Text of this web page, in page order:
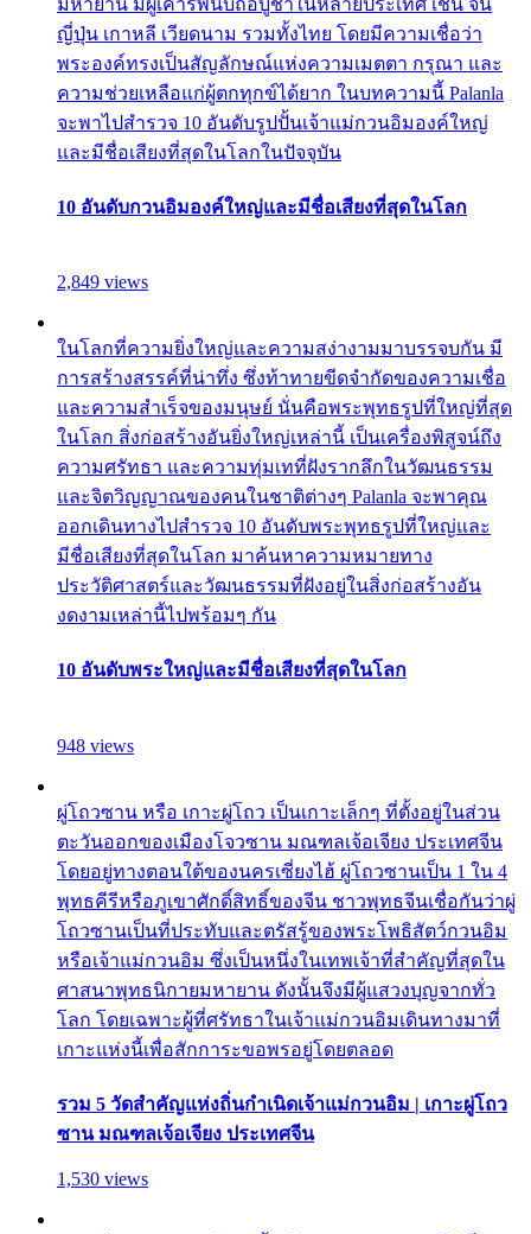
ญี่ปุ่น เกาหลี เวียดนาม รวมทั้งไทย โดยมีความเชื่อว่า
พระองค์ทรงเป็นสัญลักษณ์แห่งความเมตตา กรุณา และ
ความช่วยเหลือแก่ผู้ตกทุกข์ได้ยาก ในบทความนี้ Palanla
จะพาไปสำรวจ 10 อันดับรูปปั้นเจ้าแม่กวนอิมองค์ใหญ่
และมีชื่อเสียงที่สุดในโลกในปัจจุบัน
10 อันดับกวนอิมองค์ใหญ่และมีชื่อเสียงที่สุดในโลก
2,849 views
ในโลกที่ความยิ่งใหญ่และความสง่างามมาบรรจบกัน มี
การสร้างสรรค์ที่น่าทึ่ง ซึ่งท้าทายขีดจำกัดของความเชื่อ
และความสำเร็จของมนุษย์ นั่นคือพระพุทธรูปที่ใหญ่ที่สุด
ในโลก สิ่งก่อสร้างอันยิ่งใหญ่เหล่านี้ เป็นเครื่องพิสูจน์ถึง
ความศรัทธา และความทุ่มเทที่ฝังรากลึกในวัฒนธรรม
และจิตวิญญาณของคนในชาติต่างๆ Palanla จะพาคุณ
ออกเดินทางไปสำรวจ 10 อันดับพระพุทธรูปที่ใหญ่และ
มีชื่อเสียงที่สุดในโลก มาค้นหาความหมายทาง
ประวัติศาสตร์และวัฒนธรรมที่ฝังอยู่ในสิ่งก่อสร้างอัน
งดงามเหล่านี้ไปพร้อมๆ กัน
10 อันดับพระใหญ่และมีชื่อเสียงที่สุดในโลก
948 views
ผู่โถวซาน หรือ เกาะผู่โถว เป็นเกาะเล็กๆ ที่ตั้งอยู่ในส่วน
ตะวันออกของเมืองโจวซาน มณฑลเจ้อเจียง ประเทศจีน
โดยอยู่ทางตอนใต้ของนครเซี่ยงไฮ้ ผู่โถวซานเป็น 1 ใน 4
พุทธคีรีหรือภูเขาศักดิ์สิทธิ์ของจีน ชาวพุทธจีนเชื่อกันว่าผู่
โถวซานเป็นที่ประทับและตรัสรู้ของพระโพธิสัตว์กวนอิม
หรือเจ้าแม่กวนอิม ซึ่งเป็นหนึ่งในเทพเจ้าที่สำคัญที่สุดใน
ศาสนาพุทธนิกายมหายาน ดังนั้นจึงมีผู้แสวงบุญจากทั่ว
โลก โดยเฉพาะผู้ที่ศรัทธาในเจ้าแม่กวนอิมเดินทางมาที่
เกาะแห่งนี้เพื่อสักการะขอพรอยู่โดยตลอด
รวม 5 วัดสำคัญแห่งถิ่นกำเนิดเจ้าแม่กวนอิม | เกาะผู่โถว
ซาน มณฑลเจ้อเจียง ประเทศจีน
1,530 views